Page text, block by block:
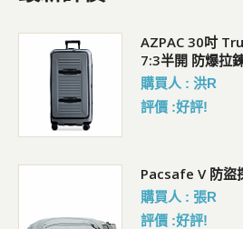
AZPAC 30吋
7:3半開 防爆拉
購買人 : 洪R
評價 :好評!
Pacsafe V 防盜
購買人 : 張R
評價 :好評!